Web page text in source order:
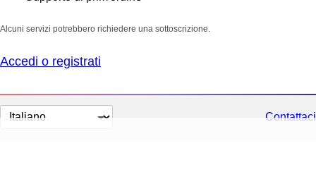
Alcuni servizi potrebbero richiedere una sottoscrizione.
Accedi o registrati
Cambia
Contattaci